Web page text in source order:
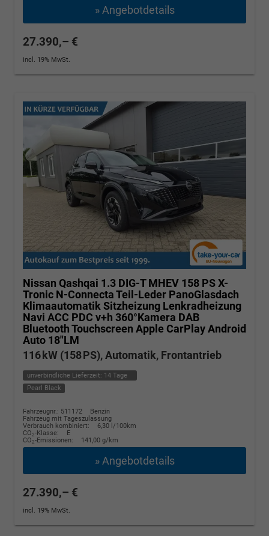
» Angebotdetails
27.390,– €
incl. 19% MwSt.
Nissan Qashqai 1.3 DIG-T MHEV 158 PS X-
Tronic N-Connecta Teil-Leder PanoGlasdach
Klimaautomatik Sitzheizung Lenkradheizung
Navi ACC PDC v+h 360°Kamera DAB
Bluetooth Touchscreen Apple CarPlay Android
Auto 18"LM
116 kW (158 PS), Automatik, Frontantrieb
unverbindliche Lieferzeit: 14 Tage
Pearl Black
Fahrzeugnr.: 511172
Benzin
Fahrzeug mit Tageszulassung
Verbrauch kombiniert:
6,30 l/100km
CO2-Klasse:
E
CO2-Emissionen: 141,00 g/km
» Angebotdetails
27.390,– €
incl. 19% MwSt.